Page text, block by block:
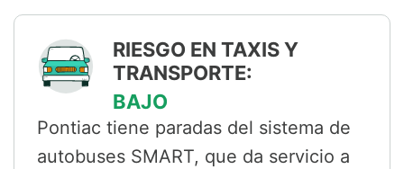
RIESGO EN TAXIS Y
TRANSPORTE:
BAJO
Pontiac tiene paradas del sistema de
autobuses SMART, que da servicio a